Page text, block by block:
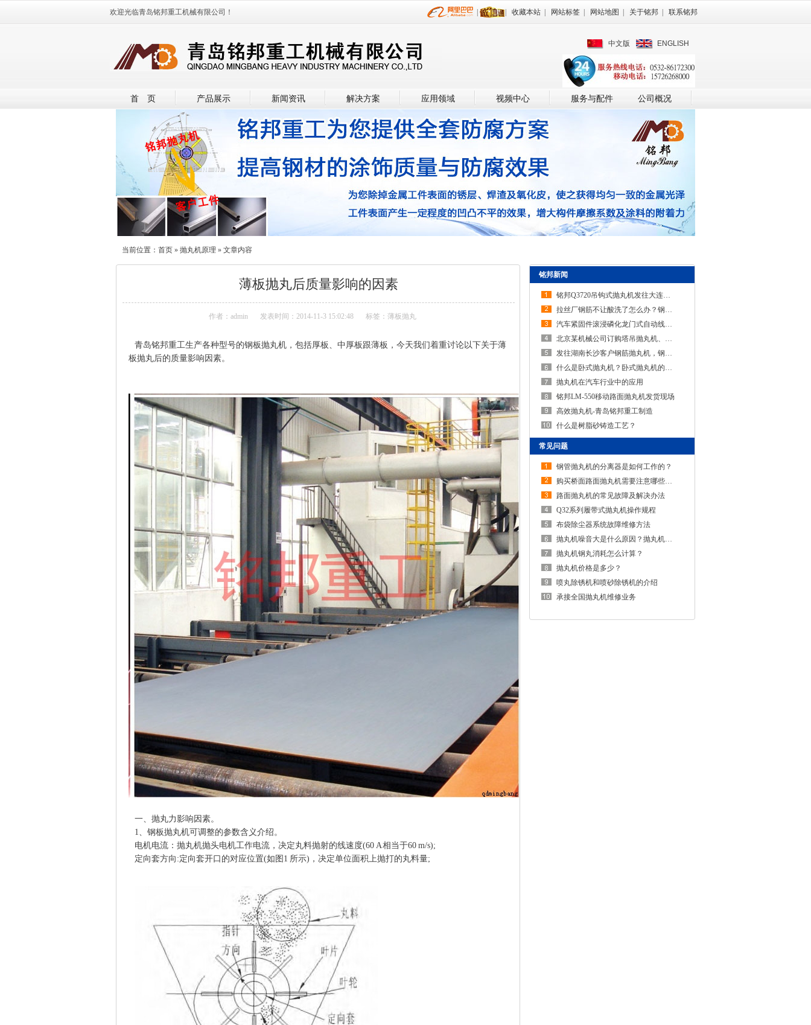
欢迎光临青岛铭邦重工机械有限公司！ 收藏本站 网站标签 网站地图 关于铭邦 联系铭邦
ENGLISH
中文版
首 页 产品展示 新闻资讯 解决方案 应用领域 视频中心 服务与配件 公司概况
当前位置： 首页 » 抛丸机原理 » 文章内容
薄板抛丸后质量影响的因素
作者：admin 发表时间：2014-11-3 15:02:48 标签： 薄板抛丸
青岛铭邦重工生产各种型号的钢板抛丸机，包括厚板、中厚板跟薄板，今天我们着重讨论以下关于薄
板抛丸后的质量影响因素。
一、抛丸力影响因素。
1、钢板抛丸机可调整的参数含义介绍。
电机电流：抛丸机抛头电机工作电流，决定丸料抛射的线速度(60 A 相当于60 m/s);
定向套方向:定向套开口的对应位置(如图1 所示)，决定单位面积上抛打的丸料量;
铭邦新闻
铭邦Q3720吊钩式抛丸机发往大连安装调试完…
拉丝厂钢筋不让酸洗了怎么办？钢筋除锈机…
汽车紧固件滚浸磷化龙门式自动线采用线上…
北京某机械公司订购塔吊抛丸机、起重机抛…
发往湖南长沙客户钢筋抛丸机，钢筋除锈机…
什么是卧式抛丸机？卧式抛丸机的结构特点…
抛丸机在汽车行业中的应用
铭邦LM-550移动路面抛丸机发货现场
高效抛丸机-青岛铭邦重工制造
什么是树脂砂铸造工艺？
常见问题
钢管抛丸机的分离器是如何工作的？
购买桥面路面抛丸机需要注意哪些问题？
路面抛丸机的常见故障及解决办法
Q32系列履带式抛丸机操作规程
布袋除尘器系统故障维修方法
抛丸机噪音大是什么原因？抛丸机噪声大如…
抛丸机钢丸消耗怎么计算？
抛丸机价格是多少？
喷丸除锈机和喷砂除锈机的介绍
承接全国抛丸机维修业务